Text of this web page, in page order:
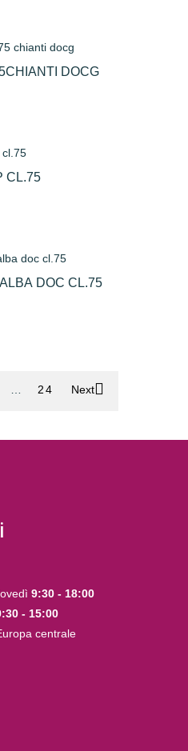
DOCG
CL.75
DOC CL.75
24 Next
9:30 - 18:00
- 15:00
centrale